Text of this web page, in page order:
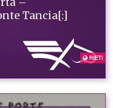
Tancia[:]
RIETI